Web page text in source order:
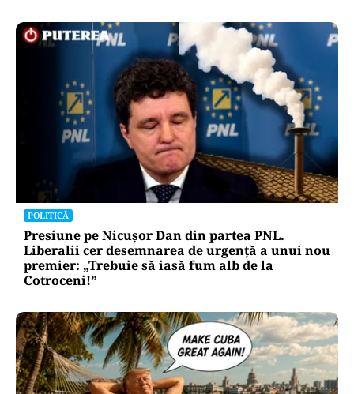
POLITICĂ
Presiune pe Nicușor Dan din partea PNL.
Liberalii cer desemnarea de urgență a unui nou
premier: „Trebuie să iasă fum alb de la
Cotroceni!”